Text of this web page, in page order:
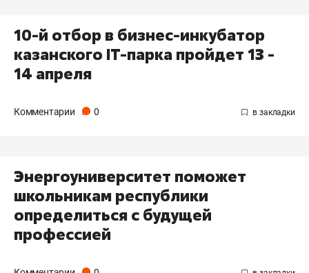
10-й отбор в бизнес-инкубатор
казанского IТ-парка пройдет 13 -
14 апреля
Комментарии 0
Энергоуниверситет поможет
школьникам республики
определиться с будущей
профессией